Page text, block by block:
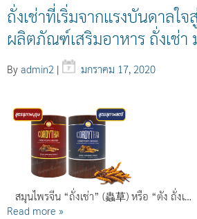
ถั่งเช่าที่เริ่มจากแรงบันดาลใ
ผลิตภัณฑ์เสริมอาหาร ถั่งเช่า
By admin2 | มกราคม 17, 2020
สมุนไพรจีน “ถั่งเช่า” (蟲草) หรือ “ตัง ถั่งเ…
Read more »